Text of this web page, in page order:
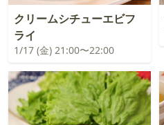
クリームシチューエビフ
ライ
1/17 (金) 21:00〜22:00